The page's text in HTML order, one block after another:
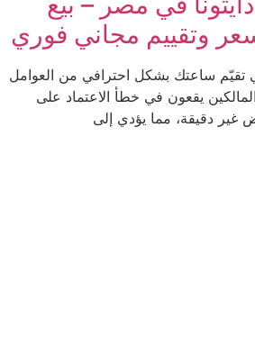
وتقييم مجاني فوري
تقيّم ساعتك بشكل احترافي من العوامل
يقعون في خطأ الاعتماد على
غير دقيقة، مما يؤدي إلى